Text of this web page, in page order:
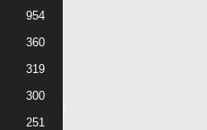
954
360
319
300
251